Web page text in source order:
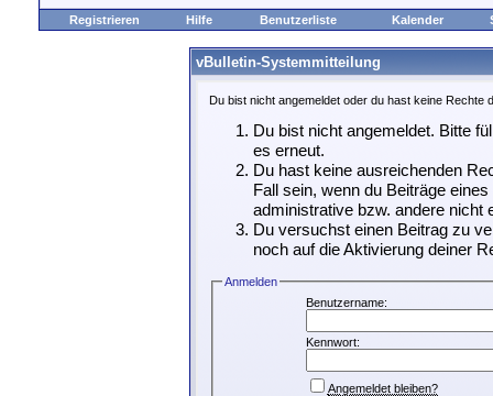
Registrieren Hilfe Benutzerliste Kalender
vBulletin-Systemmitteilung
Du bist nicht angemeldet oder du hast keine Rechte
Du bist nicht angemeldet. Bitte
es erneut.
Du hast keine ausreichenden
Fall sein, wenn du Beiträge
administrative bzw. andere nicht
Du versuchst einen Beitrag zu
noch auf die Aktivierung deiner
Anmelden
Benutzername:
Kennwort:
Angemeldet bleiben?